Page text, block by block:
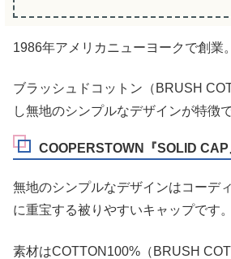
1986年アメリカニューヨークで創業。
ブラッシュドコットン（BRUSH
し無地のシンプルなデザインが特徴で
COOPERSTOWN『SOLID CAP
無地のシンプルなデザインはコーデ
に重宝する被りやすいキャップです。
素材はCOTTON100%（BRUSH